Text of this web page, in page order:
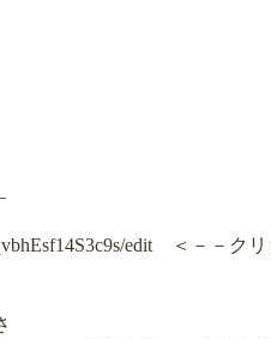
edit ＜－－クリ